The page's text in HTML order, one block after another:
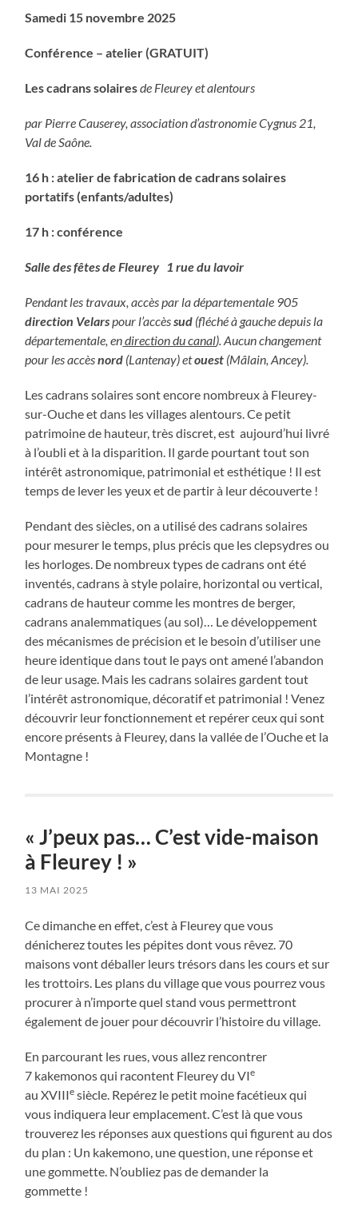
Samedi 15 novembre 2025
Conférence – atelier (GRATUIT)
Les cadrans solairesde Fleurey et alentours
par Pierre Causerey, association d’astronomie Cygnus 21,
Val de Saône.
16 h : atelier de fabrication de cadrans solaires
portatifs (enfants/adultes)
17 h : conférence
Salle des fêtes de Fleurey 1 rue du lavoir
Pendant les travaux, accès par la départementale 905
direction Velars pour l’accèssud (fléché à gauche depuis la
départementale, endirection du canal). Aucun changement
pour les accèsnord (Lantenay) etouest (Mâlain, Ancey).
Les cadrans solaires sont encore nombreux à Fleurey-
sur-Ouche et dans les villages alentours. Ce petit
patrimoine de hauteur, très discret, est aujourd’hui livré
à l’oubli et à la disparition. Il garde pourtant tout son
intérêt astronomique, patrimonial et esthétique ! Il est
temps de lever les yeux et de partir à leur découverte !
Pendant des siècles, on a utilisé des cadrans solaires
pour mesurer le temps, plus précis que les clepsydres ou
les horloges. De nombreux types de cadrans ont été
inventés, cadrans à style polaire, horizontal ou vertical,
cadrans de hauteur comme les montres de berger,
cadrans analemmatiques (au sol)… Le développement
des mécanismes de précision et le besoin d’utiliser une
heure identique dans tout le pays ont amené l’abandon
de leur usage. Mais les cadrans solaires gardent tout
l’intérêt astronomique, décoratif et patrimonial ! Venez
découvrir leur fonctionnement et repérer ceux qui sont
encore présents à Fleurey, dans la vallée de l’Ouche et la
Montagne !
« J’peux pas… C’est vide-maison
à Fleurey ! »
13 MAI 2025
Ce dimanche en effet, c’est à Fleurey que vous
dénicherez toutes les pépites dont vous rêvez. 70
maisons vont déballer leurs trésors dans les cours et sur
les trottoirs. Les plans du village que vous pourrez vous
procurer à n’importe quel stand vous permettront
également de jouer pour découvrir l’histoire du village.
En parcourant les rues, vous allez rencontrer
7 kakemonos qui racontent Fleurey du VIe
au XVIIIe siècle. Repérez le petit moine facétieux qui
vous indiquera leur emplacement. C’est là que vous
trouverez les réponses aux questions qui figurent au dos
du plan : Un kakemono, une question, une réponse et
une gommette. N’oubliez pas de demander la
gommette !